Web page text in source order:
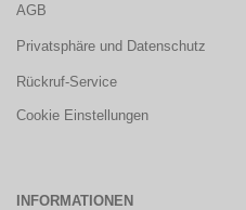
AGB
Privatsphäre und Datenschutz
Rückruf-Service
Cookie Einstellungen
INFORMATIONEN